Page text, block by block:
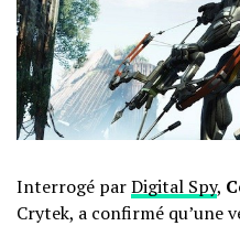
Interrogé parDigital Spy,
Crytek, a confirmé qu’une